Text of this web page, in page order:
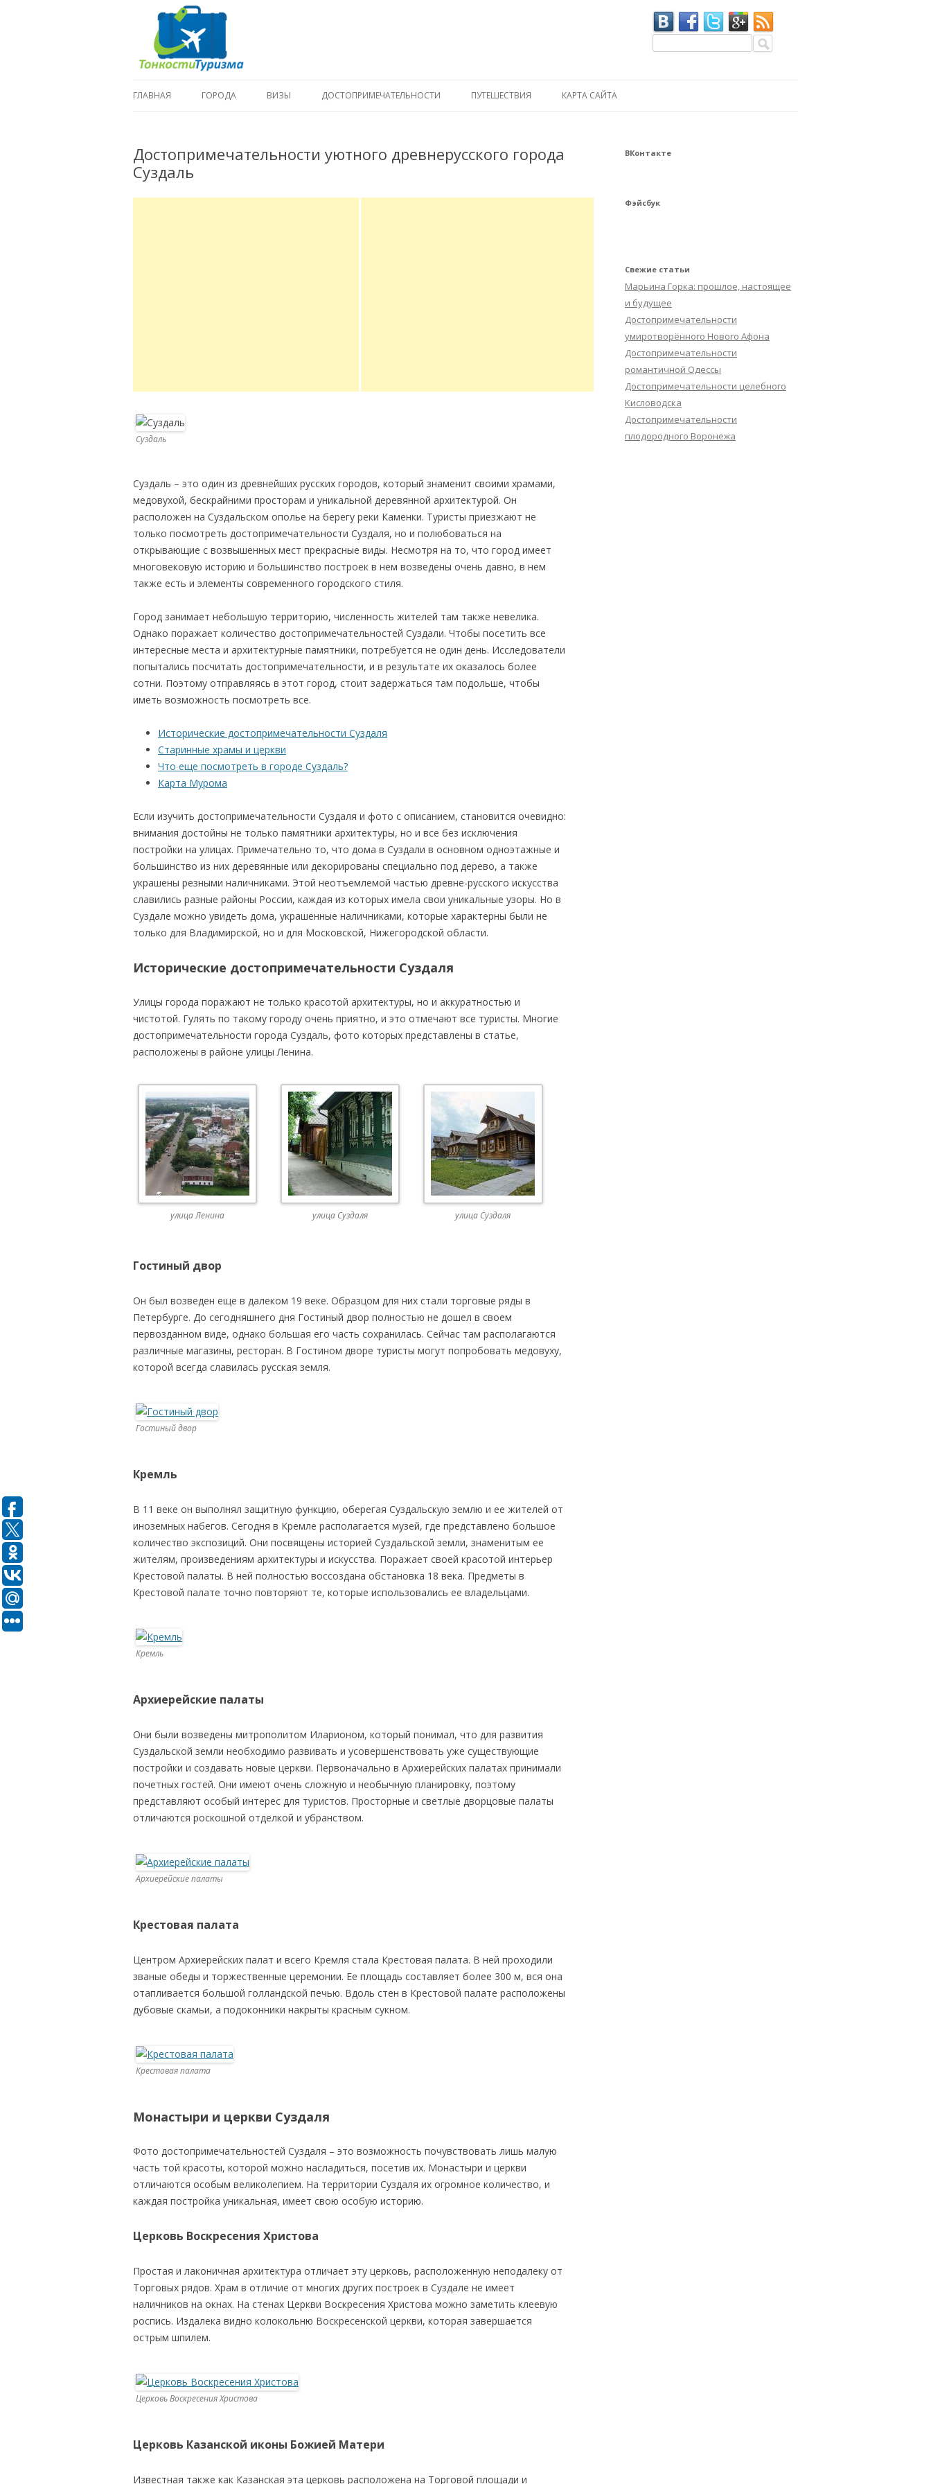
Найти:
ГЛАВНАЯ ГОРОДА ВИЗЫ ДОСТОПРИМЕЧАТЕЛЬНОСТИ ПУТЕШЕСТВИЯ КАРТА САЙТА
Достопримечательности уютного древнерусского города
Суздаль
Суздаль
Суздаль – это один из древнейших русских городов, который знаменит своими храмами,
медовухой, бескрайними просторам и уникальной деревянной архитектурой. Он
расположен на Суздальском ополье на берегу реки Каменки. Туристы приезжают не
только посмотреть достопримечательности Суздаля, но и полюбоваться на
открывающие с возвышенных мест прекрасные виды. Несмотря на то, что город имеет
многовековую историю и большинство построек в нем возведены очень давно, в нем
также есть и элементы современного городского стиля.
Город занимает небольшую территорию, численность жителей там также невелика.
Однако поражает количество достопримечательностей Суздали. Чтобы посетить все
интересные места и архитектурные памятники, потребуется не один день. Исследователи
попытались посчитать достопримечательности, и в результате их оказалось более
сотни. Поэтому отправляясь в этот город, стоит задержаться там подольше, чтобы
иметь возможность посмотреть все.
Исторические достопримечательности Суздаля
Старинные храмы и церкви
Что еще посмотреть в городе Суздаль?
Карта Мурома
Если изучить достопримечательности Суздаля и фото с описанием, становится очевидно:
внимания достойны не только памятники архитектуры, но и все без исключения
постройки на улицах. Примечательно то, что дома в Суздали в основном одноэтажные и
большинство из них деревянные или декорированы специально под дерево, а также
украшены резными наличниками. Этой неотъемлемой частью древне-русского искусства
славились разные районы России, каждая из которых имела свои уникальные узоры. Но в
Суздале можно увидеть дома, украшенные наличниками, которые характерны были не
только для Владимирской, но и для Московской, Нижегородской области.
Исторические достопримечательности Суздаля
Улицы города поражают не только красотой архитектуры, но и аккуратностью и
чистотой. Гулять по такому городу очень приятно, и это отмечают все туристы. Многие
достопримечательности города Суздаль, фото которых представлены в статье,
расположены в районе улицы Ленина.
улица Ленина улица Суздаля улица Суздаля
Гостиный двор
Он был возведен еще в далеком 19 веке. Образцом для них стали торговые ряды в
Петербурге. До сегодняшнего дня Гостиный двор полностью не дошел в своем
первозданном виде, однако большая его часть сохранилась. Сейчас там располагаются
различные магазины, ресторан. В Гостином дворе туристы могут попробовать медовуху,
которой всегда славилась русская земля.
Гостиный двор
Кремль
В 11 веке он выполнял защитную функцию, оберегая Суздальскую землю и ее жителей от
иноземных набегов. Сегодня в Кремле располагается музей, где представлено большое
количество экспозиций. Они посвящены историей Суздальской земли, знаменитым ее
жителям, произведениям архитектуры и искусства. Поражает своей красотой интерьер
Крестовой палаты. В ней полностью воссоздана обстановка 18 века. Предметы в
Крестовой палате точно повторяют те, которые использовались ее владельцами.
Кремль
Архиерейские палаты
Они были возведены митрополитом Иларионом, который понимал, что для развития
Суздальской земли необходимо развивать и усовершенствовать уже существующие
постройки и создавать новые церкви. Первоначально в Архиерейских палатах принимали
почетных гостей. Они имеют очень сложную и необычную планировку, поэтому
представляют особый интерес для туристов. Просторные и светлые дворцовые палаты
отличаются роскошной отделкой и убранством.
Архиерейские палаты
Крестовая палата
Центром Архиерейских палат и всего Кремля стала Крестовая палата. В ней проходили
званые обеды и торжественные церемонии. Ее площадь составляет более 300 м, вся она
отапливается большой голландской печью. Вдоль стен в Крестовой палате расположены
дубовые скамьи, а подоконники накрыты красным сукном.
Крестовая палата
Монастыри и церкви Суздаля
Фото достопримечательностей Суздаля – это возможность почувствовать лишь малую
часть той красоты, которой можно насладиться, посетив их. Монастыри и церкви
отличаются особым великолепием. На территории Суздаля их огромное количество, и
каждая постройка уникальная, имеет свою особую историю.
Церковь Воскресения Христова
Простая и лаконичная архитектура отличает эту церковь, расположенную неподалеку от
Торговых рядов. Храм в отличие от многих других построек в Суздале не имеет
наличников на окнах. На стенах Церкви Воскресения Христова можно заметить клеевую
роспись. Издалека видно колокольню Воскресенской церкви, которая завершается
острым шпилем.
Церковь Воскресения Христова
Церковь Казанской иконы Божией Матери
Известная также как Казанская эта церковь расположена на Торговой площади и
ВКонтакте
Фэйсбук
Свежие статьи
Марьина Горка: прошлое, настоящее
и будущее
Достопримечательности
умиротворённого Нового Афона
Достопримечательности
романтичной Одессы
Достопримечательности целебного
Кисловодска
Достопримечательности
плодородного Воронежа